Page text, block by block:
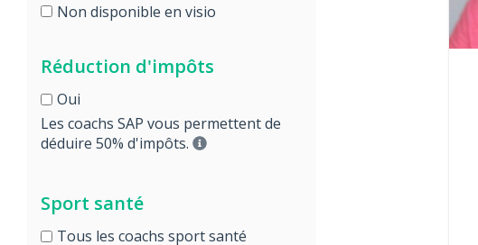
Non disponible en visio
Réduction d'impôts
Oui
Les coachs SAP vous permettent de
déduire 50% d'impôts.
Sport santé
Tous les coachs sport santé